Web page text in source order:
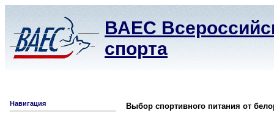
ВАЕС
спорта
Навигация Выбор спортивного питания от